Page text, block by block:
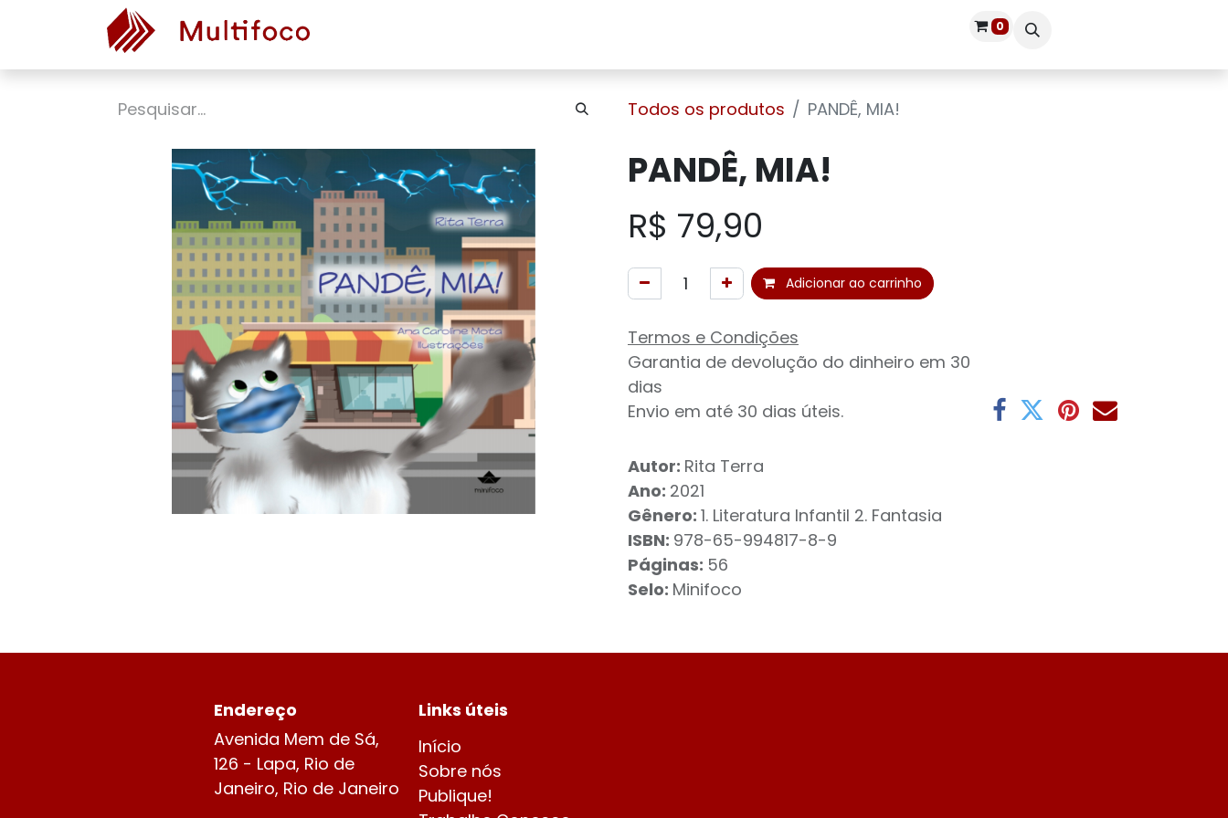
0
Todos os produtos PANDÊ, MIA!
PANDÊ, MIA!
R$ 79,90
Adicionar ao carrinho
Termos e Condições
Garantia de devolução do dinheiro em 30
dias
Envio em até 30 dias úteis.
Autor: Rita Terra
Ano: 2021
Gênero: 1. Literatura Infantil 2. Fantasia
ISBN: 978-65-994817-8-9
Páginas: 56
Selo: Minifoco
Links úteis
Início
Sobre nós
Publique!
Endereço​
Avenida Mem de Sá,
126 - Lapa, Rio de
Janeiro, Rio de Janeiro